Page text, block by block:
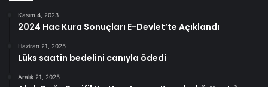
Kasım 4, 2023
2024 Hac Kura Sonuçları E-Devlet’te Açıklandı
Haziran 21, 2025
Lüks saatin bedelini canıyla ödedi
Aralık 21, 2025